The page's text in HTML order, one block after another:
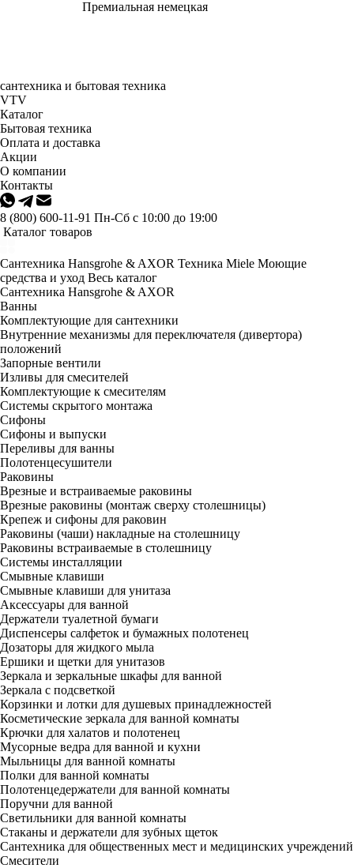
Премиальная немецкая
сантехника и бытовая техника
VTV
Каталог
Бытовая техника
Оплата и доставка
Акции
О компании
Контакты
8 (800) 600-11-91 Пн-Сб с 10:00 до 19:00
Каталог товаров
Сантехника Hansgrohe & AXOR Техника Miele Моющие
средства и уход Весь каталог
Сантехника Hansgrohe & AXOR
Ванны
Комплектующие для сантехники
Внутренние механизмы для переключателя (дивертора)
положений
Запорные вентили
Изливы для смесителей
Комплектующие к смесителям
Системы скрытого монтажа
Сифоны
Сифоны и выпуски
Переливы для ванны
Полотенцесушители
Раковины
Врезные и встраиваемые раковины
Врезные раковины (монтаж сверху столешницы)
Крепеж и сифоны для раковин
Раковины (чаши) накладные на столешницу
Раковины встраиваемые в столешницу
Системы инсталляции
Смывные клавиши
Смывные клавиши для унитаза
Аксессуары для ванной
Держатели туалетной бумаги
Диспенсеры салфеток и бумажных полотенец
Дозаторы для жидкого мыла
Ершики и щетки для унитазов
Зеркала и зеркальные шкафы для ванной
Зеркала с подсветкой
Корзинки и лотки для душевых принадлежностей
Косметические зеркала для ванной комнаты
Крючки для халатов и полотенец
Мусорные ведра для ванной и кухни
Мыльницы для ванной комнаты
Полки для ванной комнаты
Полотенцедержатели для ванной комнаты
Поручни для ванной
Светильники для ванной комнаты
Стаканы и держатели для зубных щеток
Сантехника для общественных мест и медицинских учреждений
Смесители